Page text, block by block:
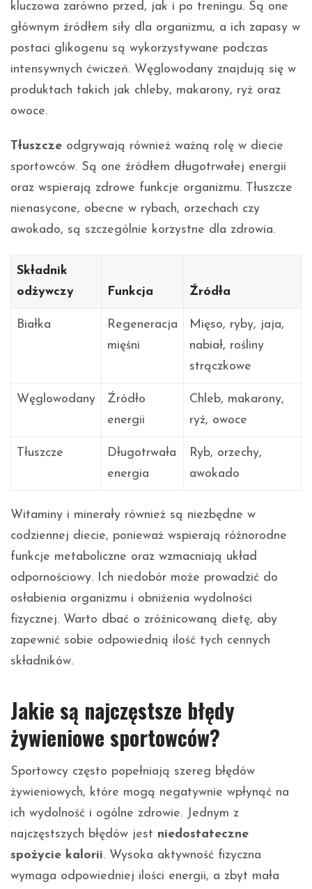
kluczowa zarówno przed, jak i po treningu. Są one
głównym źródłem siły dla organizmu, a ich zapasy w
postaci glikogenu są wykorzystywane podczas
intensywnych ćwiczeń. Węglowodany znajdują się w
produktach takich jak chleby, makarony, ryż oraz
owoce.
Tłuszcze odgrywają również ważną rolę w diecie
sportowców. Są one źródłem długotrwałej energii
oraz wspierają zdrowe funkcje organizmu. Tłuszcze
nienasycone, obecne w rybach, orzechach czy
awokado, są szczególnie korzystne dla zdrowia.
Składnik
odżywczy
Funkcja Źródła
Białka
Regeneracja
mięśni
Mięso, ryby, jaja,
nabiał, rośliny
strączkowe
Węglowodany
Źródło
energii
Chleb, makarony,
ryż, owoce
Tłuszcze
Długotrwała
energia
Ryb, orzechy,
awokado
Witaminy i minerały również są niezbędne w
codziennej diecie, ponieważ wspierają różnorodne
funkcje metaboliczne oraz wzmacniają układ
odpornościowy. Ich niedobór może prowadzić do
osłabienia organizmu i obniżenia wydolności
fizycznej. Warto dbać o zróżnicowaną dietę, aby
zapewnić sobie odpowiednią ilość tych cennych
składników.
Jakie są najczęstsze błędy
żywieniowe sportowców?
Sportowcy często popełniają szereg błędów
żywieniowych, które mogą negatywnie wpłynąć na
ich wydolność i ogólne zdrowie. Jednym z
najczęstszych błędów jest niedostateczne
spożycie kalorii. Wysoka aktywność fizyczna
wymaga odpowiedniej ilości energii, a zbyt mała